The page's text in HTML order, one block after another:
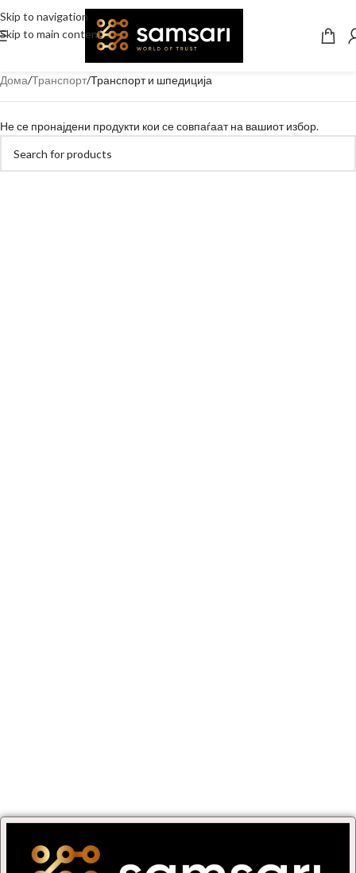
Skip to navigation
Skip to main content
Дома Транспорт Транспорт и шпедиција
Не се пронајдени продукти кои се совпаѓаат на вашиот избор.